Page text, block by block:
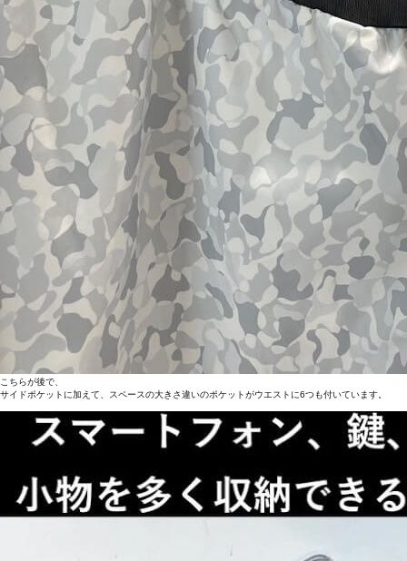
こちらが後で、
サイドポケットに加えて、スペースの大きさ違いのポケットがウエストに6つも付いています。